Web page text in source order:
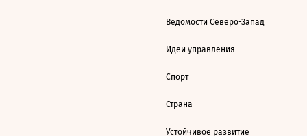
Ведомости Северо-Запад
Идеи управления
Спорт
Страна
Устойчивое развитие